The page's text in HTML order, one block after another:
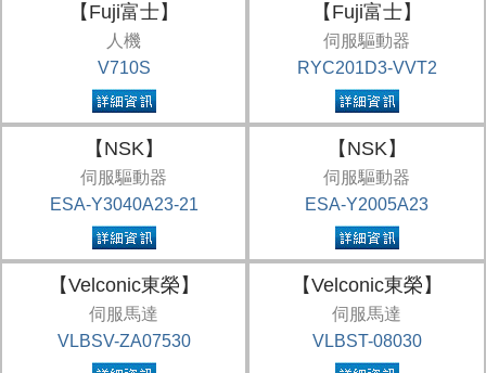
【Fuji富士】
人機
V710S
【Fuji富士】
伺服驅動器
RYC201D3-VVT2
【NSK】
伺服驅動器
ESA-Y3040A23-21
【NSK】
伺服驅動器
ESA-Y2005A23
【Velconic東榮】
伺服馬達
VLBSV-ZA07530
【Velconic東榮】
伺服馬達
VLBST-08030